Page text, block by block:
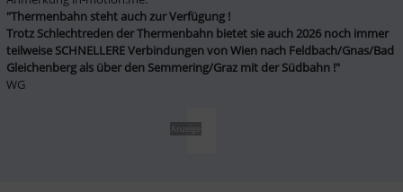
"Thermenbahn steht auch zur Verfügung !
Trotz Schlechtreden der Thermenbahn bietet sie auch 2026 noch immer
teilweise SCHNELLERE Verbindungen von Wien nach Feldbach/Gnas/Bad
Gleichenberg als über den Semmering/Graz mit der Südbahn !"
WG
Anzeige